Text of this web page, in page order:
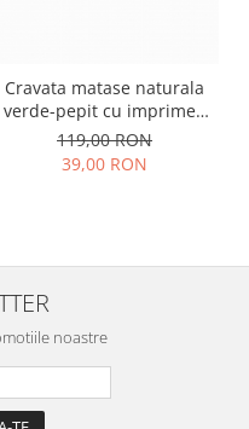
Cravata matase naturala
verde-pepit cu imprimeu
paisley alb si albastru
119,00 RON
39,00 RON
noastre